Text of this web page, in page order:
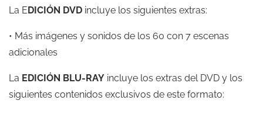
La E DICIÓN DVD incluye los siguientes extras:
• Más imágenes y sonidos de los 60 con 7 escenas
adicionales
La EDICIÓN BLU-RAY incluye los extras del DVD y los
siguientes contenidos exclusivos de este formato: